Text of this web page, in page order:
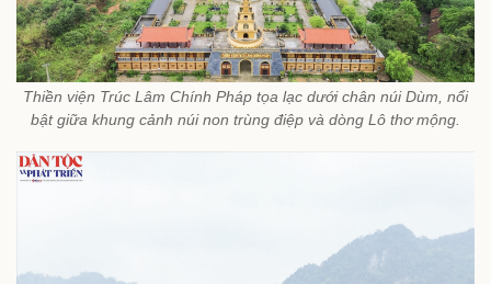
Thiền viện Trúc Lâm Chính Pháp tọa lạc dưới chân núi Dùm, nổi
bật giữa khung cảnh núi non trùng điệp và dòng Lô thơ mộng.